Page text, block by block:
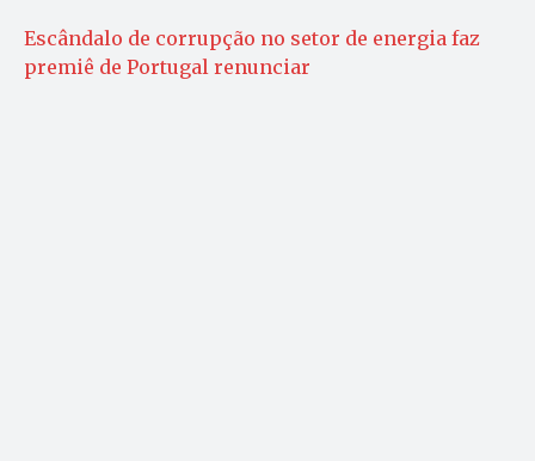
Escândalo de corrupção no setor de energia faz
premiê de Portugal renunciar